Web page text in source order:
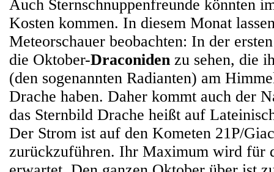
Auch Sternschnuppenfreunde könnten
Kosten kommen. In diesem Monat
Meteorschauer beobachten: In der
die Oktober-Draconiden zu sehen, die
(den sogenannten Radianten) am
Drache haben. Daher kommt auch der
das Sternbild Drache heißt auf
Der Strom ist auf den Kometen 21P/
zurückzuführen. Ihr Maximum wird für